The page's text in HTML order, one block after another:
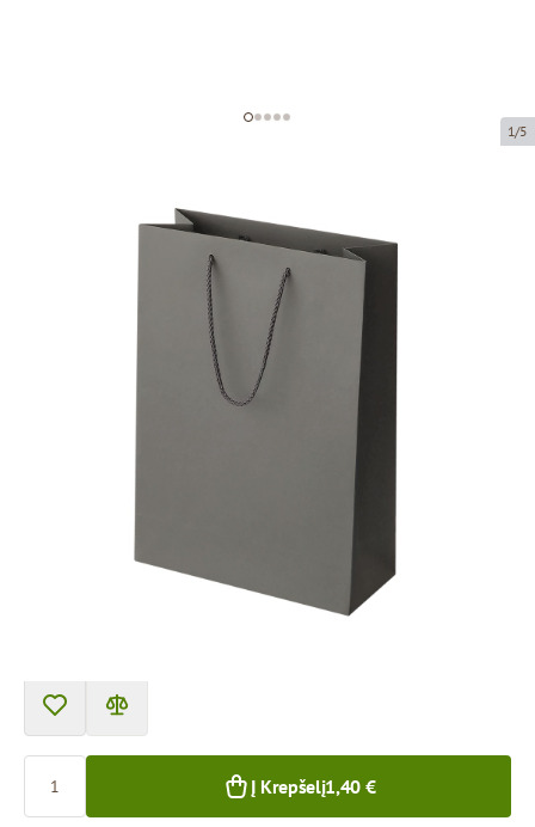
1/5
Tamsiai pilki popieriniai maišeliai
su medžiaginėmis rankenomis
Į Krepšelį1,40 €